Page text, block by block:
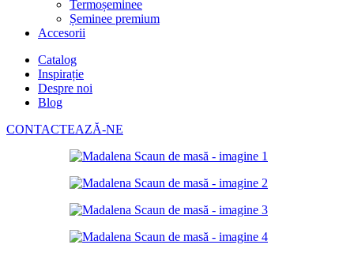
Termoșeminee
Șeminee premium
Accesorii
Catalog
Inspirație
Despre noi
Blog
CONTACTEAZĂ-NE